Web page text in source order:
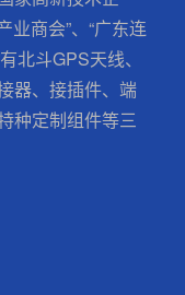
业商会”、“广东连
北斗GPS天线、
器、接插件、端
种定制组件等三